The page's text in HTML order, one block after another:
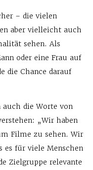
– die vielen
aber vielleicht auch
sehen. Als
oder eine Frau auf
die Chance darauf
die Worte von
„Wir haben
Filme zu sehen. Wir
für viele Menschen
Zielgruppe relevante